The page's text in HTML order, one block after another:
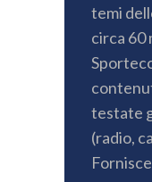
temi
circa 60
testate
(radio,